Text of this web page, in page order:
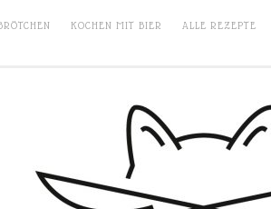
KOCHEN MIT BIER ALLE REZEPTE